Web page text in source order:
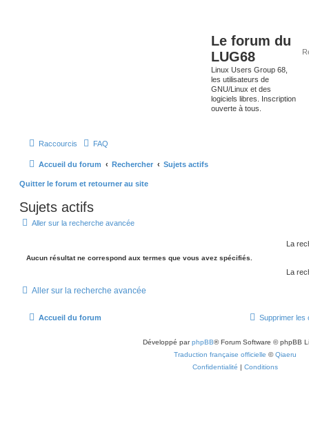
Le forum du
LUG68
Linux Users Group 68,
les utilisateurs de
GNU/Linux et des
logiciels libres. Inscription
ouverte à tous.
Raccourcis FAQ
Accueil du forum Rechercher Sujets actifs
Quitter le forum et retourner au site
Sujets actifs
Aller sur la recherche avancée
La
Aucun résultat ne correspond aux termes que vous avez spécifiés.
La
Aller sur la recherche avancée
Accueil du forum Supprimer les
Développé parphpBB® Forum Software © phpBB
Traduction française officielle ©Qiaeru
Confidentialité | Conditions